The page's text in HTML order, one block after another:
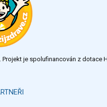
je spolufinancován z dotace